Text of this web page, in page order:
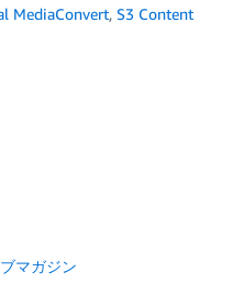
MediaConvert, S3 Content
マガジン